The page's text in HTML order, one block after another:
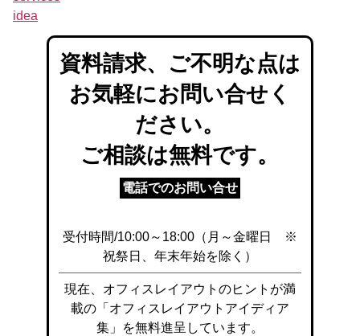
idea
資料請求、ご不明な点は
お気軽にお問い合せく
ださい。
ご相談は無料です。
電話でのお問い合せ
受付時間/10:00～18:00（月～金曜日 ※
祝祭日、年末年始を除く）
現在、オフィスレイアウトのヒントが満
載の「オフィスレイアウトアイディア
集」を無料進呈しています。